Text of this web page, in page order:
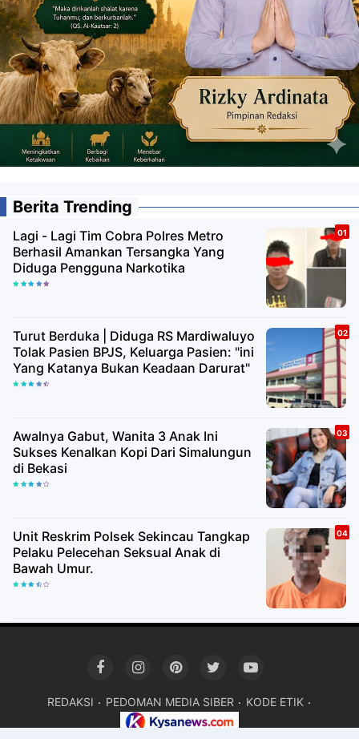
Berita Trending
Lagi - Lagi Tim Cobra Polres Metro
Berhasil Amankan Tersangka Yang
Diduga Pengguna Narkotika
Turut Berduka | Diduga RS Mardiwaluyo
Tolak Pasien BPJS, Keluarga Pasien: "ini
Yang Katanya Bukan Keadaan Darurat"
Awalnya Gabut, Wanita 3 Anak Ini
Sukses Kenalkan Kopi Dari Simalungun
di Bekasi
Unit Reskrim Polsek Sekincau Tangkap
Pelaku Pelecehan Seksual Anak di
Bawah Umur.
REDAKSI PEDOMAN MEDIA SIBER KODE ETIK